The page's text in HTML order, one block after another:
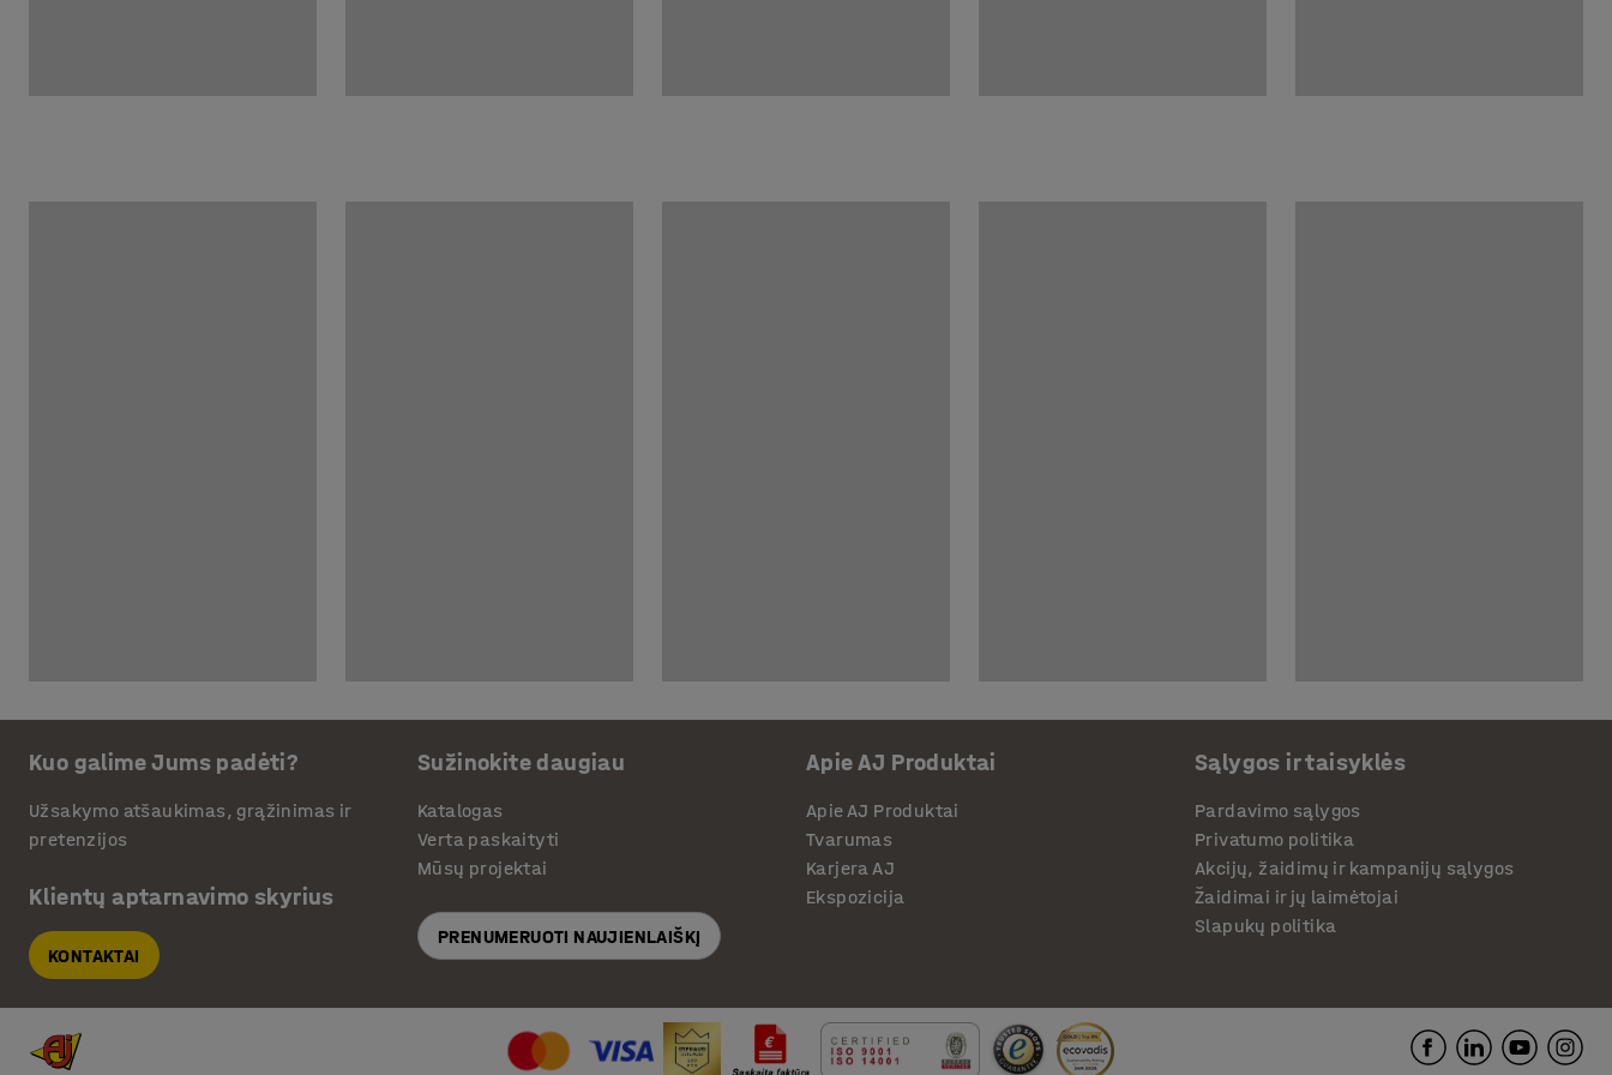
Kuo galime Jums padėti?
Užsakymo atšaukimas, grąžinimas ir
pretenzijos
Klientų aptarnavimo skyrius
KONTAKTAI
Sužinokite daugiau
Katalogas
Verta paskaityti
Mūsų projektai
PRENUMERUOTI NAUJIENLAIŠKĮ
Apie AJ Produktai
Apie AJ Produktai
Tvarumas
Karjera AJ
Ekspozicija
Sąlygos ir taisyklės
Pardavimo sąlygos
Privatumo politika
Akcijų, žaidimų ir kampanijų sąlygos
Žaidimai ir jų laimėtojai
Slapukų politika